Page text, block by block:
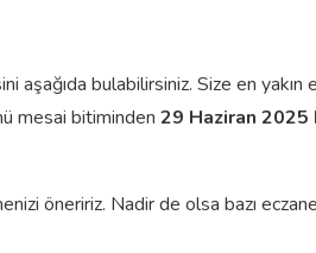
bulabilirsiniz. Size en yakın
mesai bitiminden 29 Haziran 2025
öneririz. Nadir de olsa bazı